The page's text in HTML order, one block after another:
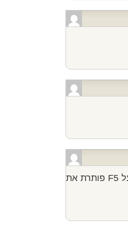
התעדכן, לפעמים התמונה הישנה נשארת, לחיצה על F5 פותרת את